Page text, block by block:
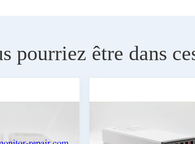
pourriez être dans